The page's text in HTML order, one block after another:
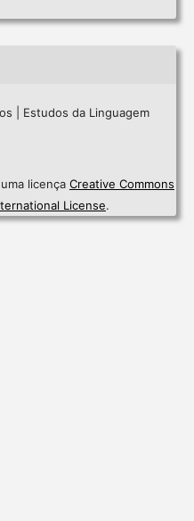
| Estudos da Linguagem
licença Creative Commons
License.